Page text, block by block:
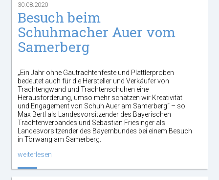
30.08.2020
Besuch beim
Schuhmacher Auer vom
Samerberg
„Ein Jahr ohne Gautrachtenfeste und Plattlerproben
bedeutet auch für die Hersteller und Verkäufer von
Trachtengwand und Trachtenschuhen eine
Herausforderung, umso mehr schätzen wir Kreativität
und Engagement von Schuh Auer am Samerberg“ – so
Max Bertl als Landesvorsitzender des Bayerischen
Trachtenverbandes und Sebastian Friesinger als
Landesvorsitzender des Bayernbundes bei einem Besuch
in Törwang am Samerberg.
weiterlesen